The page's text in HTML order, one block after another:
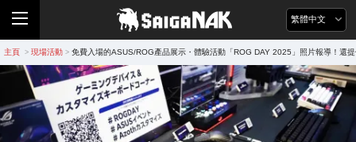
繁體中文
主頁 > 現場活動 > 免費入場的ASUS/ROG產品展示・體驗活動「ROG DAY 2025」照片報導！還